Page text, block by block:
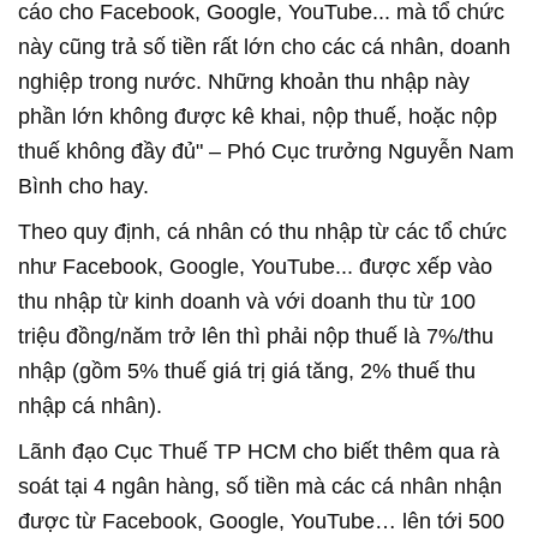
cáo cho Facebook, Google, YouTube... mà tổ chức
này cũng trả số tiền rất lớn cho các cá nhân, doanh
nghiệp trong nước. Những khoản thu nhập này
phần lớn không được kê khai, nộp thuế, hoặc nộp
thuế không đầy đủ" – Phó Cục trưởng Nguyễn Nam
Bình cho hay.
Theo quy định, cá nhân có thu nhập từ các tổ chức
như Facebook, Google, YouTube... được xếp vào
thu nhập từ kinh doanh và với doanh thu từ 100
triệu đồng/năm trở lên thì phải nộp thuế là 7%/thu
nhập (gồm 5% thuế giá trị giá tăng, 2% thuế thu
nhập cá nhân).
Lãnh đạo Cục Thuế TP HCM cho biết thêm qua rà
soát tại 4 ngân hàng, số tiền mà các cá nhân nhận
được từ Facebook, Google, YouTube… lên tới 500